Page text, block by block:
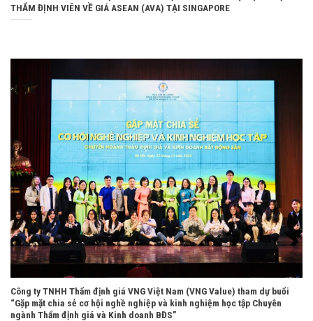
THẨM ĐỊNH VIÊN VỀ GIÁ ASEAN (AVA) TẠI SINGAPORE
Công ty TNHH Thẩm định giá VNG Việt Nam (VNG Value) tham dự buổi
“Gặp mặt chia sẻ cơ hội nghề nghiệp và kinh nghiệm học tập Chuyên
ngành Thẩm định giá và Kinh doanh BĐS”